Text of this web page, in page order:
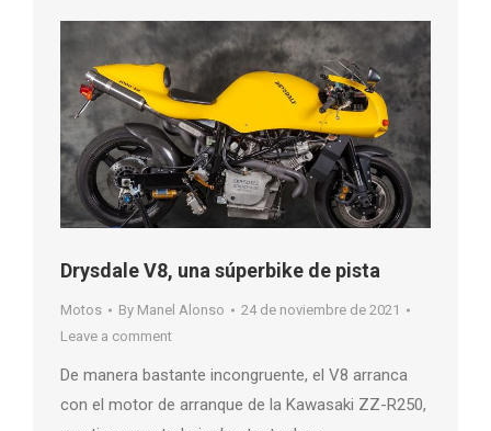
Drysdale V8, una súperbike de pista
Motos By Manel Alonso
24 de noviembre de 2021
Leave a comment
De manera bastante incongruente, el V8 arranca
con el motor de arranque de la Kawasaki ZZ-R250,